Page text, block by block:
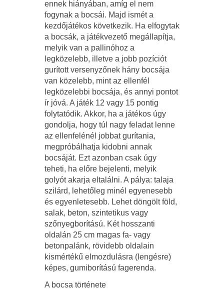
ennek hiányában, amíg el nem
fogynak a bocsái. Majd ismét a
kezdőjátékos következik. Ha elfogytak
a bocsák, a játékvezető megállapítja,
melyik van a pallinóhoz a
legközelebb, illetve a jobb pozíciót
gurított versenyzőnek hány bocsája
van közelebb, mint az ellenfél
legközelebbi bocsája, és annyi pontot
ír jóvá. A játék 12 vagy 15 pontig
folytatódik. Akkor, ha a játékos úgy
gondolja, hogy túl nagy feladat lenne
az ellenfelénél jobbat gurítania,
megpróbálhatja kidobni annak
bocsáját. Ezt azonban csak úgy
teheti, ha előre bejelenti, melyik
golyót akarja eltalálni. A pálya: talaja
szilárd, lehetőleg minél egyenesebb
és egyenletesebb. Lehet döngölt föld,
salak, beton, szintetikus vagy
szőnyegborítású. Két hosszanti
oldalán 25 cm magas fa- vagy
betonpalánk, rövidebb oldalain
kismértékű elmozdulásra (lengésre)
képes, gumiborítású fagerenda.
A bocsa története